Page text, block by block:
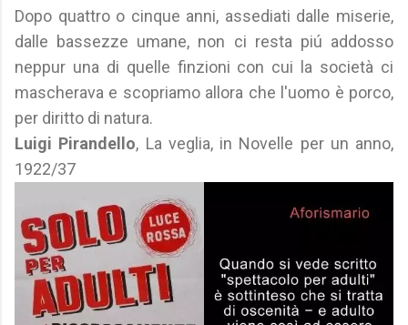
Dopo quattro o cinque anni, assediati dalle miserie,
dalle bassezze umane, non ci resta piú addosso
neppur una di quelle finzioni con cui la società ci
mascherava e scopriamo allora che l'uomo è porco,
per diritto di natura.
Luigi Pirandello, La veglia, in Novelle per un anno,
1922/37